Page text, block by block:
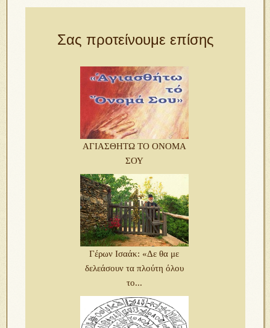
Σας προτείνουμε επίσης
ΑΓΙΑΣΘΗΤΩ ΤΟ ΟΝΟΜΑ
ΣΟΥ
Γέρων Ισαάκ: «Δε θα με
δελεάσουν τα πλούτη όλου
το...